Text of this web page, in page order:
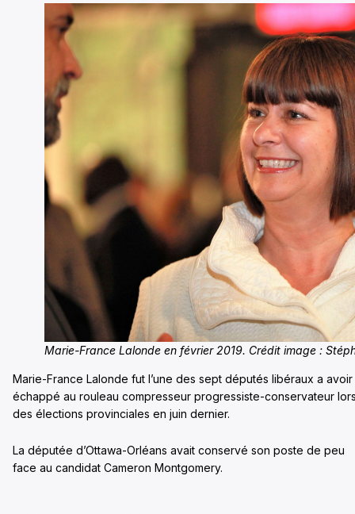
Marie-France Lalonde en février 2019. Crédit image :
Marie-France Lalonde fut l’une des sept députés libéraux a avoir
échappé au rouleau compresseur progressiste-conservateur
des élections provinciales en juin dernier.
La députée d’Ottawa-Orléans avait conservé son poste de peu
face au candidat Cameron Montgomery.